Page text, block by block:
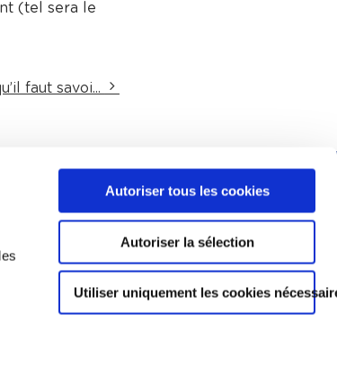
Autoriser tous les cookies
Autoriser la sélection
Utiliser uniquement les cookies
(tel sera le
faut savoi...
du bareau